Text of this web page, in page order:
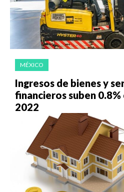
MÉXICO
Ingresos de bienes y
financieros suben
2022